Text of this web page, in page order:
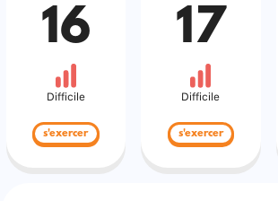
16
Difficile
s'exercer
17
Difficile
s'exercer